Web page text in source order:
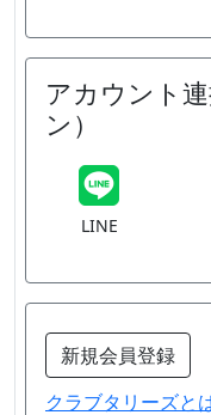
アカウント
ン）
LINE
新規会員登録
クラブタリーズと